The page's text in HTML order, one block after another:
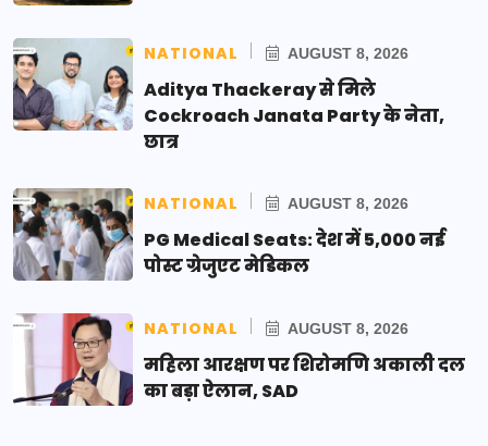
NATIONAL AUGUST 8, 2026
Aditya Thackeray से मिले
Cockroach Janata Party के नेता,
छात्र
NATIONAL AUGUST 8, 2026
PG Medical Seats: देश में 5,000 नई
पोस्ट ग्रेजुएट मेडिकल
NATIONAL AUGUST 8, 2026
महिला आरक्षण पर शिरोमणि अकाली दल
का बड़ा ऐलान, SAD